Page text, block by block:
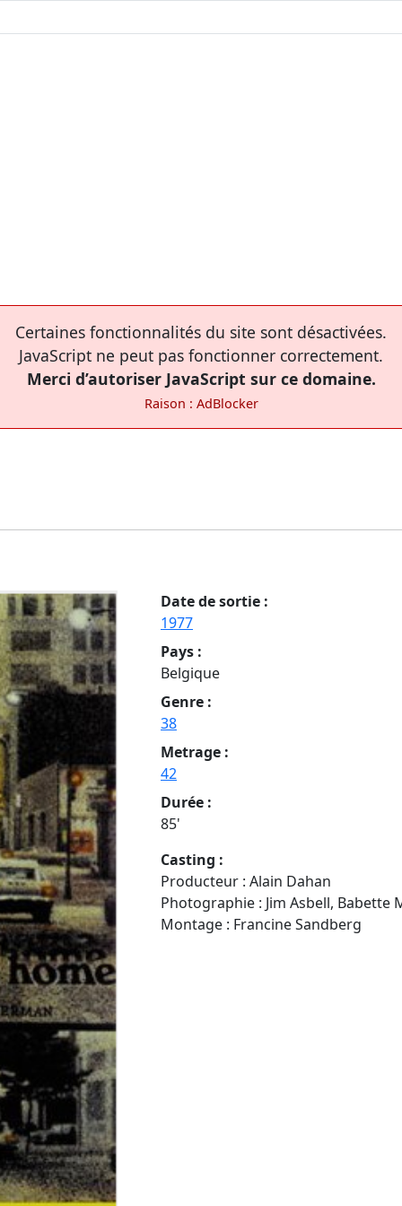
Certaines fonctionnalités du site sont désactivées.
JavaScript ne peut pas fonctionner correctement.
Merci d’autoriser JavaScript sur ce domaine.
Raison : AdBlocker
Date de sortie :
1977
Pays :
Belgique
Genre :
38
Metrage :
42
Durée :
85'
Casting :
Producteur : Alain Dahan
Photographie : Jim Asbell, Babette
Montage : Francine Sandberg